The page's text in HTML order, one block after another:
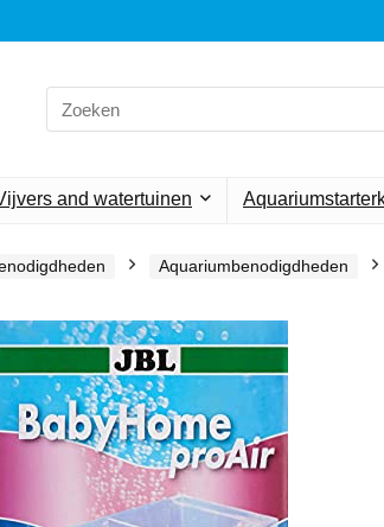
Search
for:
and watertuinen
Aquariumbenodigdheden